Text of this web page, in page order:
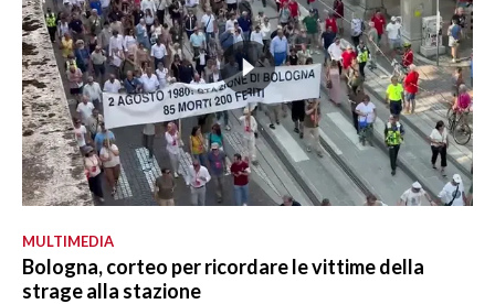
MULTIMEDIA
Bologna, corteo per ricordare le vittime della
strage alla stazione